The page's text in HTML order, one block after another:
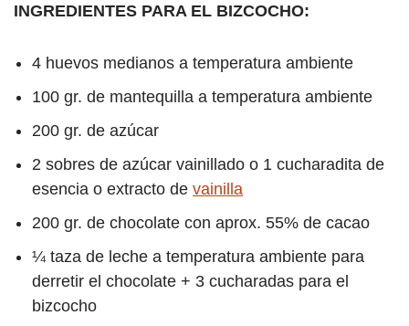
INGREDIENTES PARA EL BIZCOCHO:
4 huevos medianos a temperatura ambiente
100 gr. de mantequilla a temperatura ambiente
200 gr. de azúcar
2 sobres de azúcar vainillado o 1 cucharadita de
esencia o extracto de vainilla
200 gr. de chocolate con aprox. 55% de cacao
¼ taza de leche a temperatura ambiente para
derretir el chocolate + 3 cucharadas para el
bizcocho